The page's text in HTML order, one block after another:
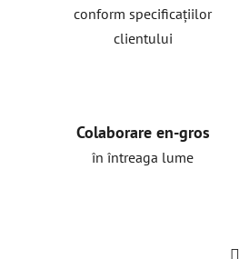
conform specificațiilor
clientului
Colaborare en-gros
în întreaga lume